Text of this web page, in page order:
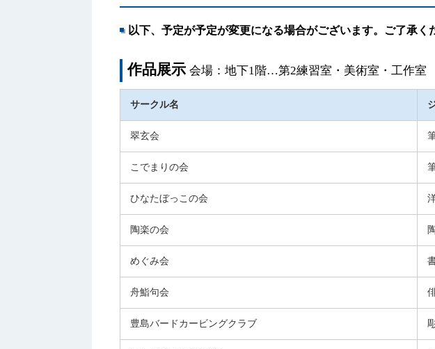
以下、予定が予定が変更になる場合がございます。ご了承く
作品展示 会場：地下1階…第2練習室・美術室・工作室
サークル名
翠玄会
こでまりの会
ひなたぼっこの会
陶楽の会
めぐみ会
舟鮨句会
豊島バードカービングクラブ